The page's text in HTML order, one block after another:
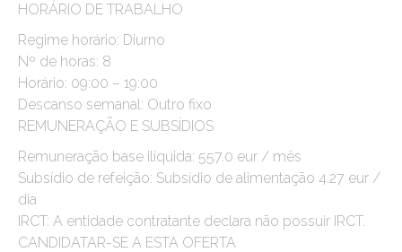
HORÁRIO DE TRABALHO
Regime horário: Diurno
Nº de horas: 8
Horário: 09:00 – 19:00
Descanso semanal: Outro fixo
REMUNERAÇÃO E SUBSÍDIOS
Remuneração base ilíquida: 557.0 eur / mês
Subsídio de refeição: Subsídio de alimentação 4.27 eur /
dia
IRCT: A entidade contratante declara não possuir IRCT.
CANDIDATAR-SE A ESTA OFERTA